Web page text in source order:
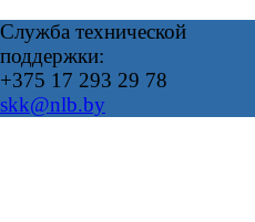
Служба технической
поддержки:
+375 17 293 29 78
skk@nlb.by